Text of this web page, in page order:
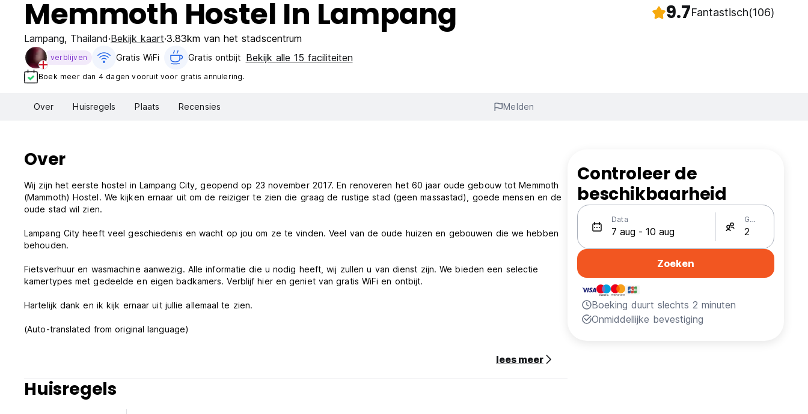
Memmoth Hostel In Lampang 9.7Fantastisch(106)
Lampang, Thailand Bekijk kaart 3.83km van het stadscentrum
verblijven Gratis WiFi Gratis ontbijt‎ Bekijk alle 15 faciliteiten
Boek meer dan 4 dagen vooruit voor gratis annulering.
Over Huisregels Plaats Recensies Melden
Over
Wij zijn het eerste hostel in Lampang City, geopend op 23 november 2017. En renoveren het 60 jaar oude gebouw tot Memmoth
(Mammoth) Hostel. We kijken ernaar uit om de reiziger te zien die graag de rustige stad (geen massastad), goede mensen en de
oude stad wil zien.
Lampang City heeft veel geschiedenis en wacht op jou om ze te vinden. Veel van de oude huizen en gebouwen die we hebben
behouden.
Fietsverhuur en wasmachine aanwezig. Alle informatie die u nodig heeft, wij zullen u van dienst zijn. We bieden een selectie
kamertypes met gedeelde en eigen badkamers. Verblijf hier en geniet van gratis WiFi en ontbijt.
Hartelijk dank en ik kijk ernaar uit jullie allemaal te zien.
(Auto-translated from original language)
lees meer
Huisregels
Controleer de
beschikbaarheid
Data Gasten
Zoeken
Boeking duurt slechts 2 minuten
Onmiddellijke bevestiging